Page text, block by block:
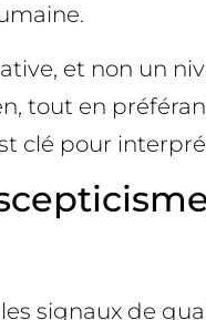
et non un
tout en
clé pour
signaux de